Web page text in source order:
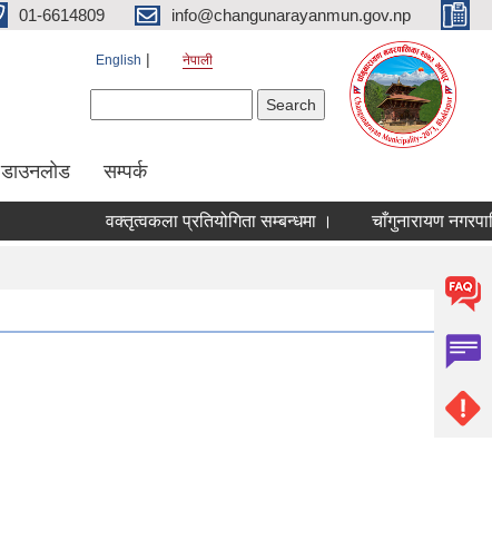
01-6614809 info@changunarayanmun.gov.np
English नेपाली
डाउनलोड सम्पर्क
वक्तृत्वकला प्रतियोगिता सम्बन्धमा । चाँगुनारायण